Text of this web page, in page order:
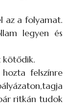
az a folyamat.
legyen és
kötődik.
felszínre
ritkán tudok